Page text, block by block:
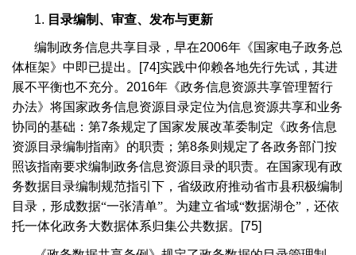
1. 目录编制、审查、发布与更新
编制政务信息共享目录，早在2006年《国家电子政务总
体框架》中即已提出。
[74]实践中仰赖各地先行先试，其进
展不平衡也不充分。 2016年《政务信息资源共享管理暂行
办法》将国家政务信息资源目录定位为信息资源共享和业务
协同的基础：第7条规定了国家发展改革委制定《政务信息
资源目录编制指南》的职责；第8条则规定了各政务部门按
照该指南要求编制政务信息资源目录的职责。在国家现有政
务数据目录编制规范指引下，省级政府推动省市县积极编制
目录，形成数据“一张清单”。为建立省域“数据湖仓”，还依
托一体化政务大数据体系归集公共数据。
[75]